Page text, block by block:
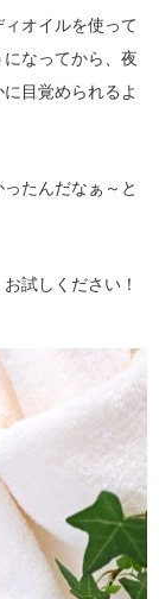
オイルを使って
なってから、夜
目覚められるよ
たんだなぁ～と
試しください！